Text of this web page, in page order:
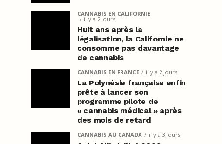
CANNABIS EN CALIFORNIE
il y a 2 jours
Huit ans après la
légalisation, la Californie ne
consomme pas davantage
de cannabis
CANNABIS EN FRANCE il y a 2 jours
La Polynésie française enfin
prête à lancer son
programme pilote de
« cannabis médical » après
des mois de retard
CANNABIS AU CANADA il y a 3 jours